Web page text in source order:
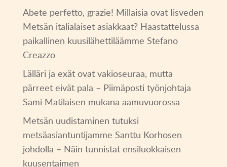
Abete perfetto, grazie! Millaisia ovat Iisveden
Metsän italialaiset asiakkaat? Haastattelussa
paikallinen kuusilähettiläämme Stefano
Creazzo
Lälläri ja exät ovat vakioseuraa, mutta
pärreet eivät pala – Piimäposti työnjohtaja
Sami Matilaisen mukana aamuvuorossa
Metsän uudistaminen tutuksi
metsäasiantuntijamme Santtu Korhosen
johdolla – Näin tunnistat ensiluokkaisen
kuusentaimen